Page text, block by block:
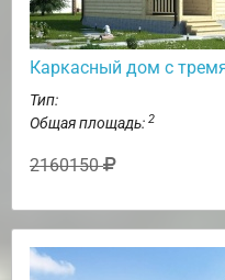
Каркасный дом с
Тип:
Общая площадь: 2
2160150